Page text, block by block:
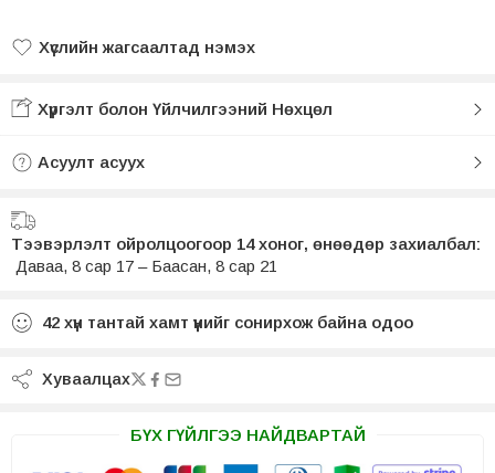
Хүслийн жагсаалтад нэмэх
Хүргэлт болон Үйлчилгээний Нөхцөл
Асуулт асуух
Тээвэрлэлт ойролцоогоор 14 хоног, өнөөдөр захиалбал:
Даваа, 8 сар 17 – Баасан, 8 сар 21
42 хүн тантай хамт үүнийг сонирхож байна одоо
Хуваалцах
БҮХ ГҮЙЛГЭЭ НАЙДВАРТАЙ